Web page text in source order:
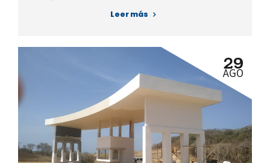
- Empedrado
- Bordillos
- Pórtico de acceso
Leer más
29
AGO